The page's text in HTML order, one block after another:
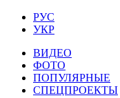
РУС
УКР
ВИДЕО
ФОТО
ПОПУЛЯРНЫЕ
СПЕЦПРОЕКТЫ